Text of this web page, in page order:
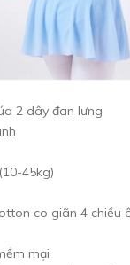
2 dây đan lưng
45kg)
co giãn 4 chiều
mại